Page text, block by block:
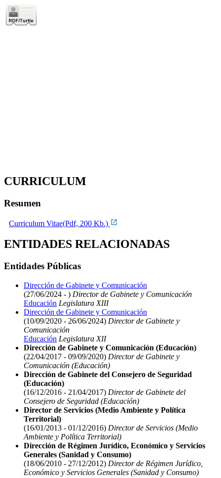
CURRICULUM
Resumen
Curriculum Vitae(Pdf, 200 Kb.)
ENTIDADES RELACIONADAS
Entidades Públicas
Dirección de Gabinete y Comunicación
(27/06/2024 - ) Director de Gabinete y Comunicación
Educación Legislatura XIII
Dirección de Gabinete y Comunicación
(10/09/2020 - 26/06/2024) Director de Gabinete y
Comunicación
Educación Legislatura XII
Dirección de Gabinete y Comunicación (Educación)
(22/04/2017 - 09/09/2020) Director de Gabinete y
Comunicación (Educación)
Dirección de Gabinete del Consejero de Seguridad
(Educación)
(16/12/2016 - 21/04/2017) Director de Gabinete del
Consejero de Seguridad (Educación)
Director de Servicios (Medio Ambiente y Política
Territorial)
(16/01/2013 - 01/12/2016) Director de Servicios (Medio
Ambiente y Política Territorial)
Dirección de Régimen Jurídico, Económico y Servicios
Generales (Sanidad y Consumo)
(18/06/2010 - 27/12/2012) Director de Régimen Jurídico,
Económico y Servicios Generales (Sanidad y Consumo)